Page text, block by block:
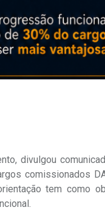
divulgou
comissionados
tem como